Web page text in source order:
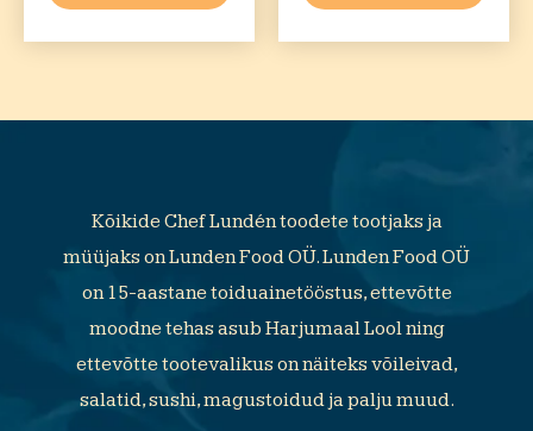
Kõikide Chef Lundén toodete tootjaks ja
müüjaks on Lunden Food OÜ. Lunden Food OÜ
on 15-aastane toiduainetööstus, ettevõtte
moodne tehas asub Harjumaal Lool ning
ettevõtte tootevalikus on näiteks võileivad,
salatid, sushi, magustoidud ja palju muud.